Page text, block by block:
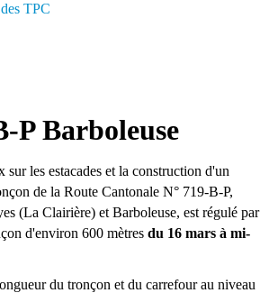
TPC
P Barboleuse
sur les estacades et la construction d'un
de la Route Cantonale N° 719-B-P,
(La Clairière) et Barboleuse, est régulé par
d'environ 600 mètres du 16 mars à mi-
du tronçon et du carrefour au niveau